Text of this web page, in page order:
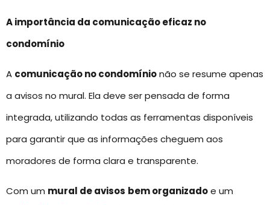
A importância da comunicação eficaz no
condomínio
A comunicação no condomínionão se resume apenas
a avisos no mural. Ela deve ser pensada de forma
integrada, utilizando todas as ferramentas disponíveis
para garantir que as informações cheguem aos
moradores de forma clara e transparente.
Com um mural de avisos bem organizadoe um